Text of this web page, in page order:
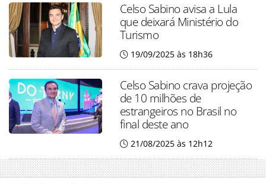
Celso Sabino avisa a Lula
que deixará Ministério do
Turismo
19/09/2025 às 18h36
Celso Sabino crava projeção
de 10 milhões de
estrangeiros no Brasil no
final deste ano
21/08/2025 às 12h12